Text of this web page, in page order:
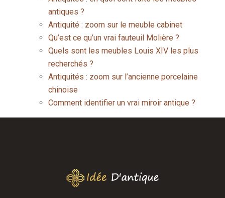
antiques ?
Antiquité : zoom sur le meuble cabinet
Qu’est ce qu’un vrai fauteuil Molière ?
Quels sont les meubles Louis XIV les plus
recherchés ?
Antiquités : zoom sur l’ancienne porcelaine
chinoise
Comment identifier un vrai miroir antique ?